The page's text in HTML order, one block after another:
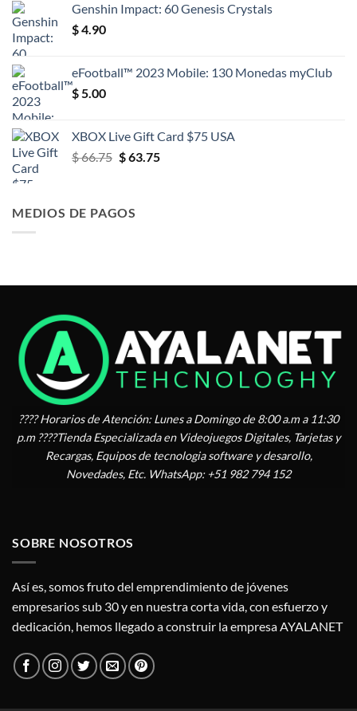
era:
es:
Genshin Impact: 60 Genesis Crystals
$4.90
eFootball™ 2023 Mobile: 130 Monedas myClub
$5.00
XBOX Live Gift Card $75 USA
$66.75 El
era:
$63.75El
MEDIOS DE PAGOS
???? Horarios de Atención: Lunes a Domingo de 8:00 a.m a 11:30
p.m ????Tienda Especializada en Videojuegos Digitales, Tarjetas y
Recargas, Equipos de tecnologia software y desarollo,
Novedades, Etc. WhatsApp: +51 982 794 152
SOBRE NOSOTROS
Así es, somos fruto del emprendimiento de jóvenes
empresarios sub 30 y en nuestra corta vida, con esfuerzo y
dedicación, hemos llegado a construir la empresa AYALANET